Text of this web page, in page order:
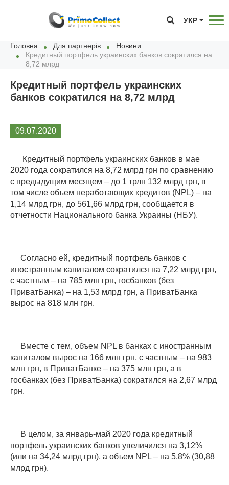
УКР
Головна Для партнерів
Новини
Кредитный портфель украинских банков сократился на
8,72 млрд
Кредитный портфель украинских
банков сократился на 8,72 млрд
09.07.2020
Кредитный портфель украинских банков в мае
2020 года сократился на 8,72 млрд грн по сравнению
с предыдущим месяцем – до 1 трлн 132 млрд грн, в
том числе объем неработающих кредитов (NPL) – на
1,14 млрд грн, до 561,66 млрд грн, сообщается в
отчетности Национального банка Украины (НБУ).
Согласно ей, кредитный портфель банков с
иностранным капиталом сократился на 7,22 млрд грн,
с частным – на 785 млн грн, госбанков (без
ПриватБанка) – на 1,53 млрд грн, а ПриватБанка
вырос на 818 млн грн.
Вместе с тем, объем NPL в банках с иностранным
капиталом вырос на 166 млн грн, с частным – на 983
млн грн, в ПриватБанке – на 375 млн грн, а в
госбанках (без ПриватБанка) сократился на 2,67 млрд
грн.
В целом, за январь-май 2020 года кредитный
портфель украинских банков увеличился на 3,12%
(или на 34,24 млрд грн), а объем NPL – на 5,8% (30,88
млрд грн).